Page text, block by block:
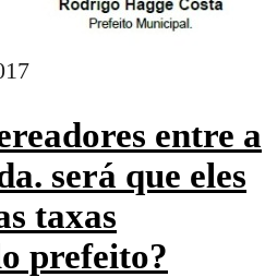
entre a
será que eles
taxas
prefeito?